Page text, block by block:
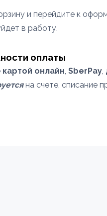
и перейдите к
в работу.
оплаты
картой онлайн, SberPay,
на счете, списание